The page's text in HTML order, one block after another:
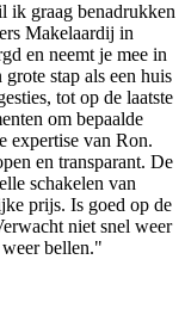
ik graag benadrukken
Makelaardij in
en neemt je mee in
stap als een huis
tot op de laatste
om bepaalde
expertise van Ron.
en transparant. De
schakelen van
prijs. Is goed op de
niet snel weer
bellen."